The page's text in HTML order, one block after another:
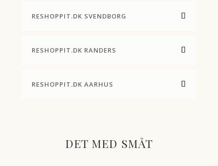
RESHOPPIT.DK SVENDBORG
RESHOPPIT.DK RANDERS
RESHOPPIT.DK AARHUS
DET MED SMÅT